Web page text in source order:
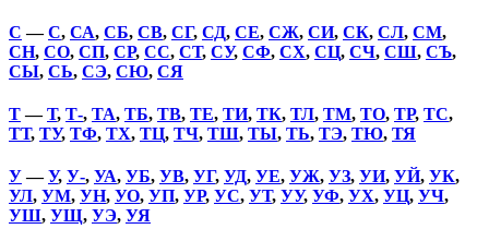
С —С, СА, СБ, СВ, СГ, СД, СЕ, СЖ, СИ, СК, СЛ, СМ,
СН, СО, СП, СР, СС, СТ, СУ, СФ, СХ, СЦ, СЧ, СШ, СЪ,
СЫ, СЬ, СЭ, СЮ, СЯ
Т—Т, Т-, ТА, ТБ, ТВ, ТЕ, ТИ, ТК, ТЛ, ТМ, ТО, ТР, ТС,
ТТ, ТУ, ТФ, ТХ, ТЦ, ТЧ, ТШ, ТЫ, ТЬ, ТЭ, ТЮ, ТЯ
У—У, У-, УА, УБ, УВ, УГ, УД, УЕ, УЖ, УЗ, УИ, УЙ, УК,
УЛ, УМ, УН, УО, УП, УР, УС, УТ, УУ, УФ, УХ, УЦ, УЧ,
УШ, УЩ, УЭ, УЯ